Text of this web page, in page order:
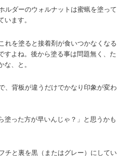
ルダーのウォルナットは蜜蝋を塗って
ます。
れを塗ると接着剤が食いつかなくなる
すよね。後から塗る事は問題無く、た
、と。
、背板が違うだけでかなり印象が変わ
塗った方が早いんじゃ？」と思うかも
チと裏を黒（またはグレー）にしてい